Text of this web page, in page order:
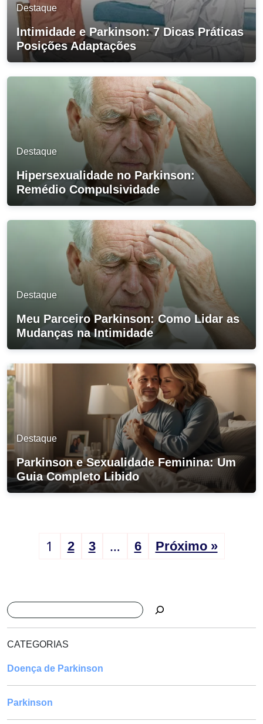
Destaque
Intimidade e Parkinson: 7 Dicas Práticas
Posições Adaptações
Destaque
Hipersexualidade no Parkinson:
Remédio Compulsividade
Destaque
Meu Parceiro Parkinson: Como Lidar as
Mudanças na Intimidade
Destaque
Parkinson e Sexualidade Feminina: Um
Guia Completo Libido
1 2 3 … 6 Próximo »
Pesquisar
CATEGORIAS
Doença de Parkinson
Parkinson